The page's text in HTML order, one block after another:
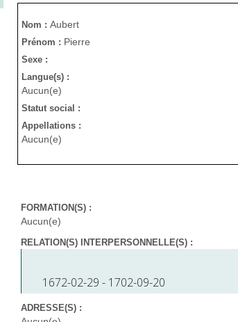
Nom : Aubert
Prénom : Pierre
Sexe :
Langue(s) :
Aucun(e)
Statut social :
Appellations :
Aucun(e)
FORMATION(S) :
Aucun(e)
RELATION(S) INTERPERSONNELLE(S) :
1672-02-29 - 1702-09-20
ADRESSE(S) :